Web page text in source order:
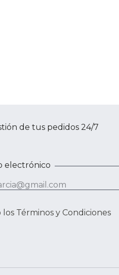
de tus pedidos 24/7
electrónico
los Términos y Condiciones